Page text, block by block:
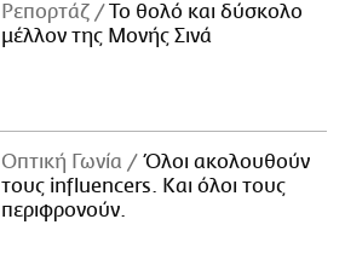
Ρεπορτάζ
Το θολό και δύσκολο
μέλλον της Μονής Σινά
Οπτική Γωνία
Όλοι ακολουθούν
τους influencers. Και όλοι τους
περιφρονούν.